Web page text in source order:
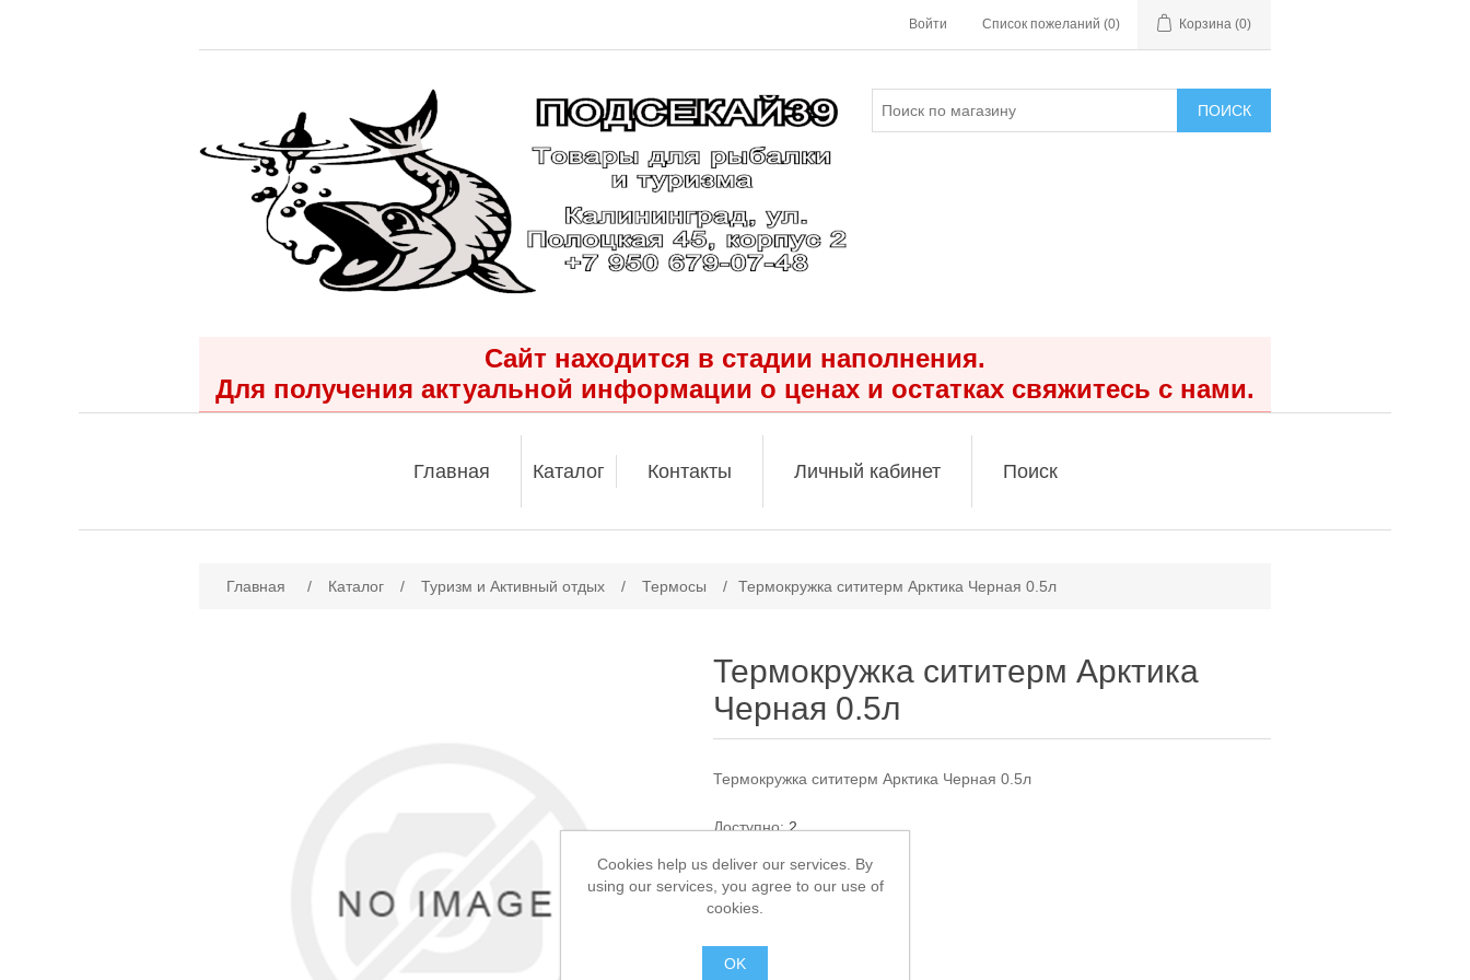
Войти Список пожеланий (0) Корзина (0)
ПОИСК
Сайт находится в стадии наполнения.
Для получения актуальной информации о ценах и остатках свяжитесь с нами.
Главная Каталог Контакты Личный кабинет Поиск
Главная / Каталог / Туризм и Активный отдых / Термосы / Термокружка сититерм Арктика Черная 0.5л
Термокружка сититерм Арктика
Черная 0.5л
Термокружка сититерм Арктика Черная 0.5л
Доступно: 2
1 550,00 ₽
Cookies help us deliver our services. By
using our services, you agree to our use of
cookies.
OK